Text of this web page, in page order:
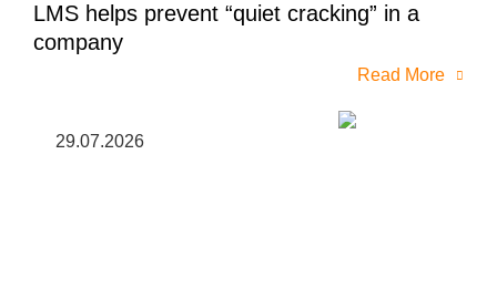
LMS helps prevent “quiet cracking” in a
company
Read More
29.07.2026